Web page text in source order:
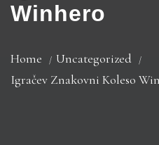
Winhero
Home
Uncategorized
Igračev Znakovni Koleso